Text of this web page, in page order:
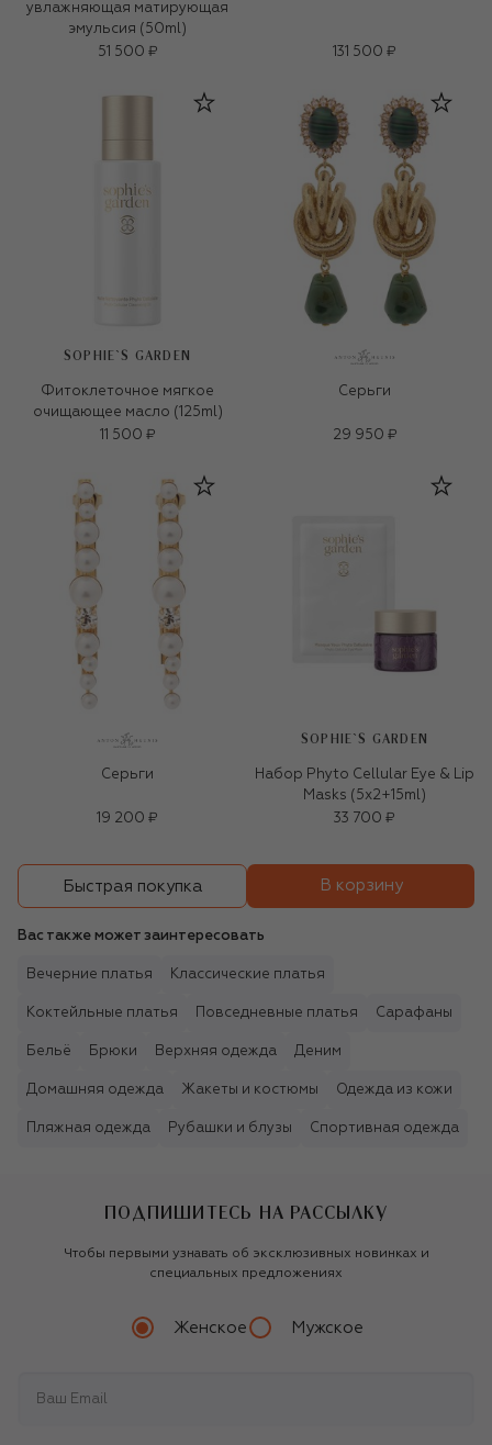
увлажняющая матирующая
эмульсия (50ml)
51 500 ₽
131 500 ₽
SOPHIE`S GARDEN
Фитоклеточное мягкое
очищающее масло (125ml)
11 500 ₽
Серьги
29 950 ₽
Серьги
19 200 ₽
SOPHIE`S GARDEN
Набор Phyto Cellular Eye & Lip
Masks (5x2+15ml)
33 700 ₽
Быстрая покупка В корзину
Вас также может заинтересовать
Вечерние платья Классические платья
Коктейльные платья Повседневные платья Сарафаны
Бельё Брюки Верхняя одежда Деним
Домашняя одежда Жакеты и костюмы Одежда из кожи
Пляжная одежда Рубашки и блузы Спортивная одежда
ПОДПИШИТЕСЬ НА РАССЫЛКУ
Чтобы первыми узнавать об эксклюзивных новинках и
специальных предложениях
Женское Мужское